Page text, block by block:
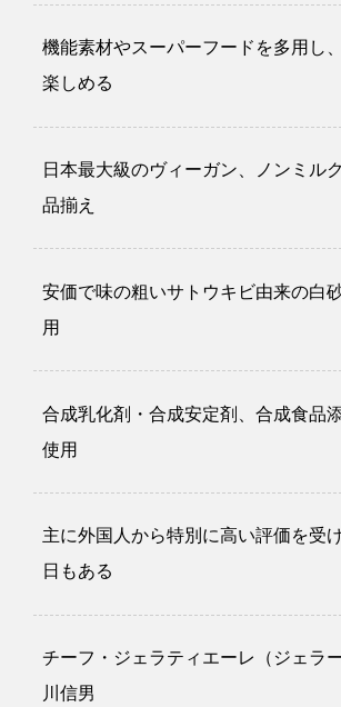
機能素材やスーパーフードを多用し
楽しめる
日本最大級のヴィーガン、ノンミル
品揃え
安価で味の粗いサトウキビ由来の白
用
合成乳化剤・合成安定剤、合成食品
使用
主に外国人から特別に高い評価を受
日もある
チーフ・ジェラティエーレ（ジェラ
川信男